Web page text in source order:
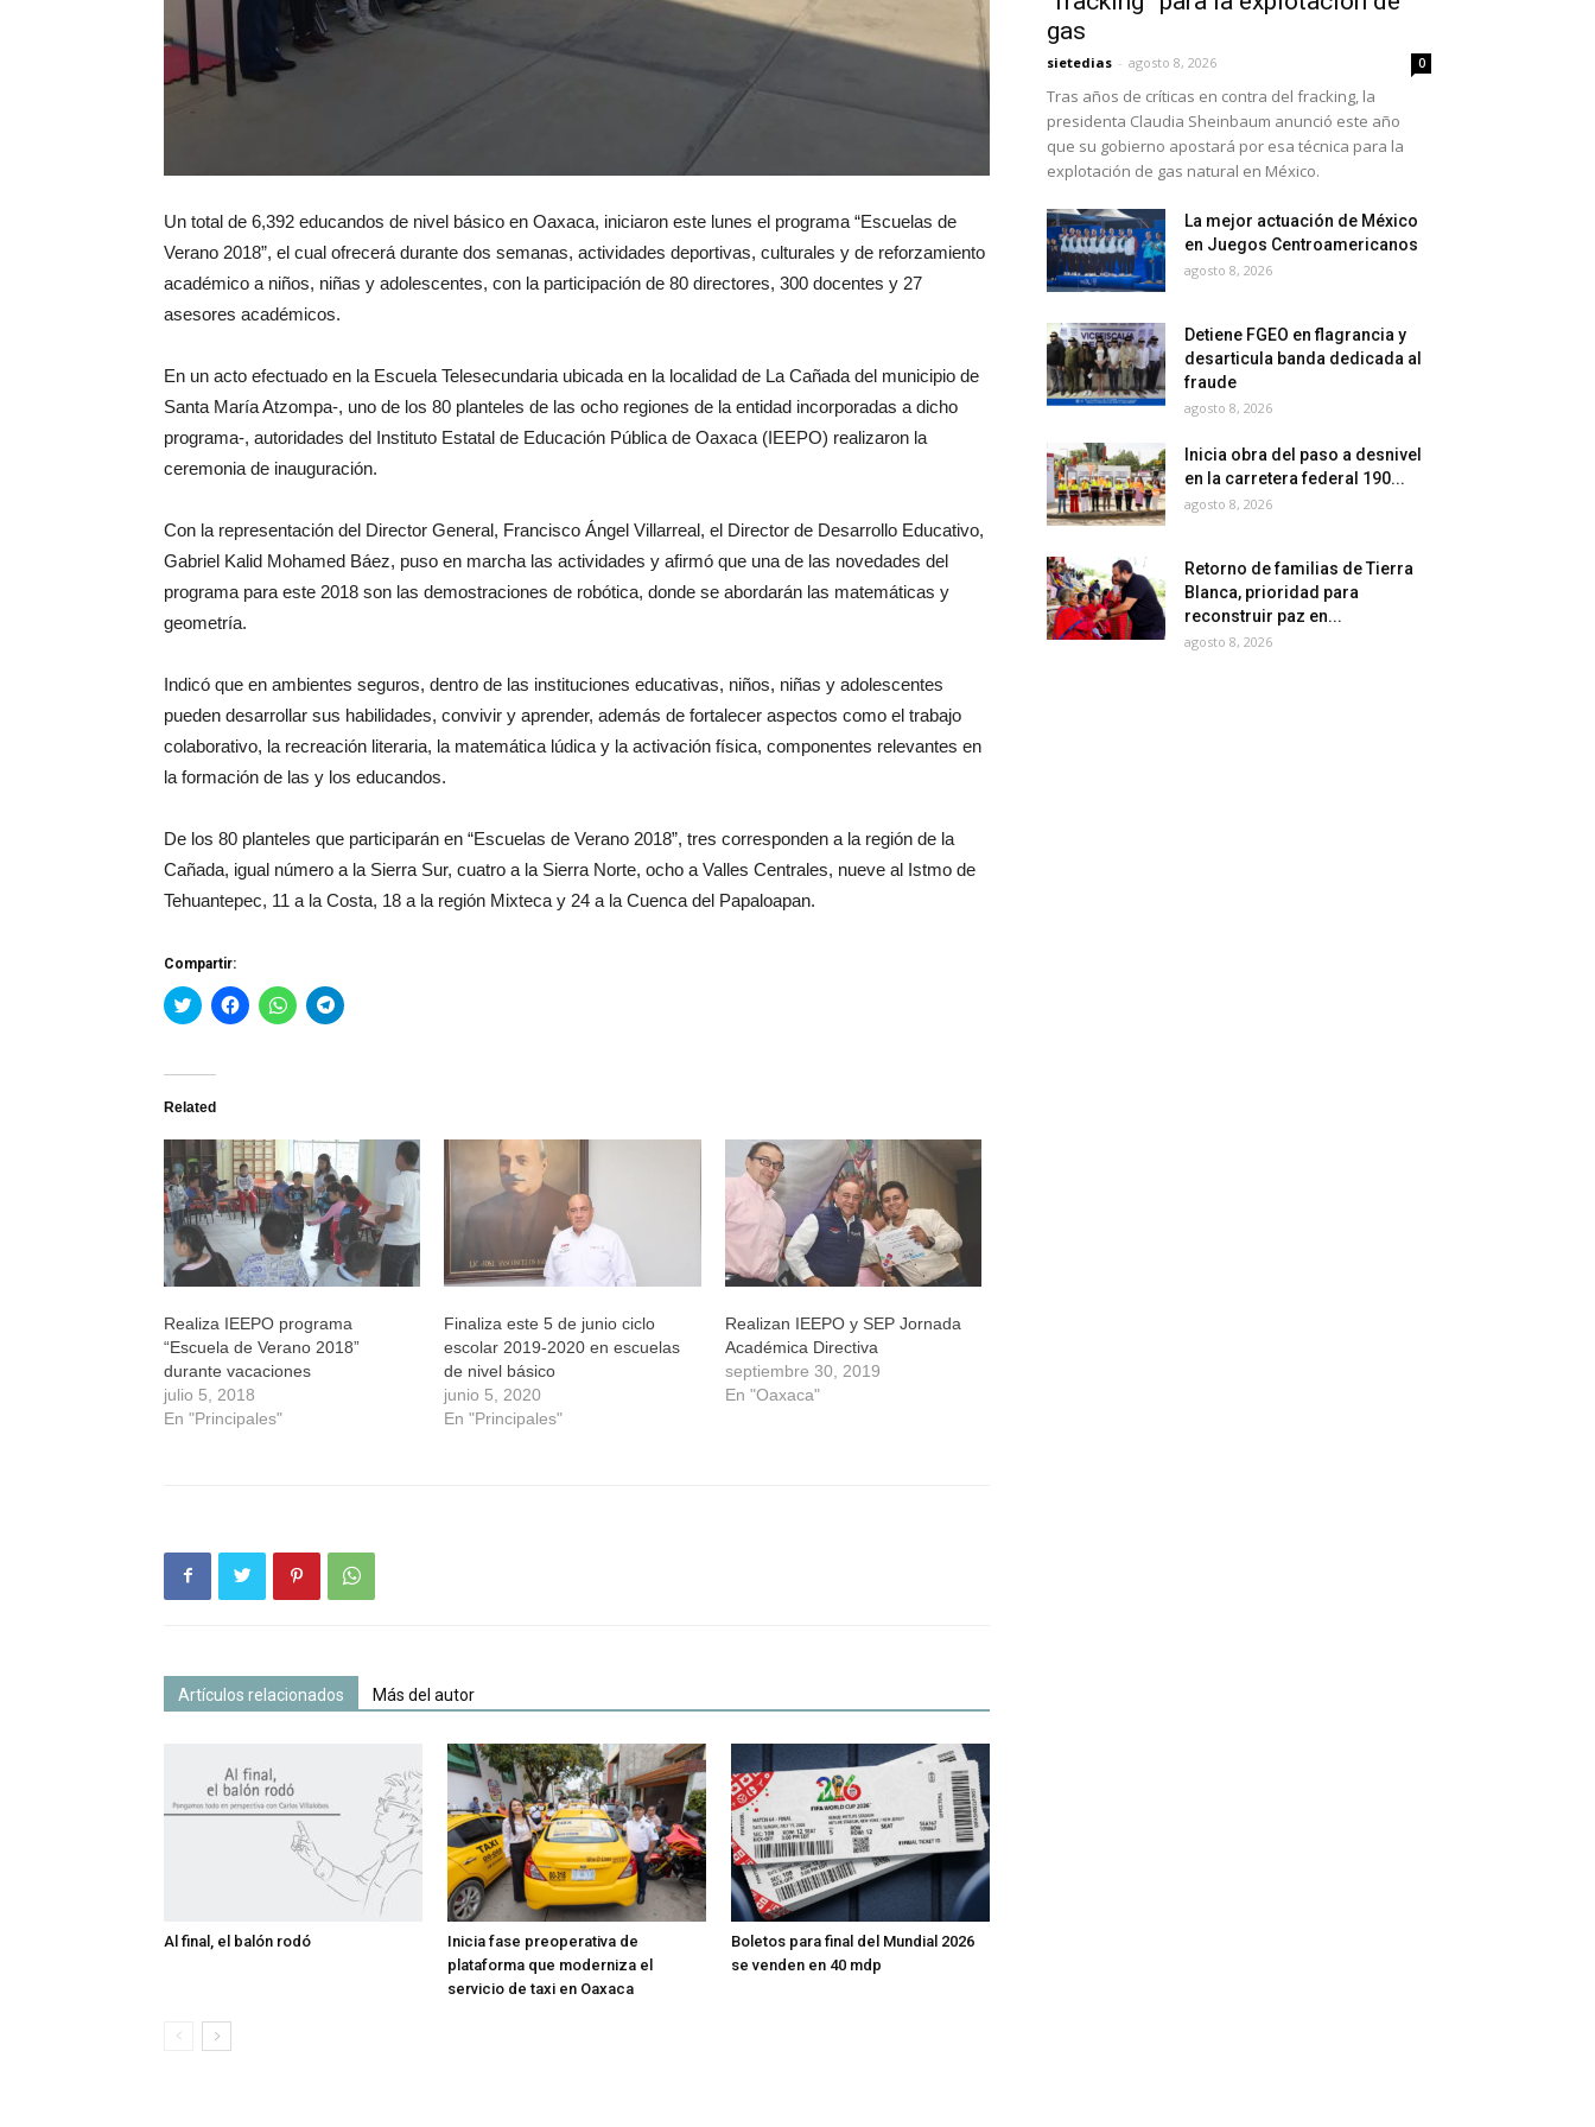
Un total de 6,392 educandos de nivel básico en Oaxaca, iniciaron este lunes el programa “Escuelas de
Verano 2018”, el cual ofrecerá durante dos semanas, actividades deportivas, culturales y de reforzamiento
académico a niños, niñas y adolescentes, con la participación de 80 directores, 300 docentes y 27
asesores académicos.
En un acto efectuado en la Escuela Telesecundaria ubicada en la localidad de La Cañada del municipio de
Santa María Atzompa-, uno de los 80 planteles de las ocho regiones de la entidad incorporadas a dicho
programa-, autoridades del Instituto Estatal de Educación Pública de Oaxaca (IEEPO) realizaron la
ceremonia de inauguración.
Con la representación del Director General, Francisco Ángel Villarreal, el Director de Desarrollo Educativo,
Gabriel Kalid Mohamed Báez, puso en marcha las actividades y afirmó que una de las novedades del
programa para este 2018 son las demostraciones de robótica, donde se abordarán las matemáticas y
geometría.
Indicó que en ambientes seguros, dentro de las instituciones educativas, niños, niñas y adolescentes
pueden desarrollar sus habilidades, convivir y aprender, además de fortalecer aspectos como el trabajo
colaborativo, la recreación literaria, la matemática lúdica y la activación física, componentes relevantes en
la formación de las y los educandos.
De los 80 planteles que participarán en “Escuelas de Verano 2018”, tres corresponden a la región de la
Cañada, igual número a la Sierra Sur, cuatro a la Sierra Norte, ocho a Valles Centrales, nueve al Istmo de
Tehuantepec, 11 a la Costa, 18 a la región Mixteca y 24 a la Cuenca del Papaloapan.
Compartir:
Haz
clic
Twitter
abre
una
ventana
nueva)
Haz
clic
una
ventana
nueva)
Haz
clic
una
ventana
nueva)
Haz
clic
una
ventana
nueva)
Related
Realiza IEEPO programa
“Escuela de Verano 2018”
durante vacaciones
julio 5, 2018
En "Principales"
Finaliza este 5 de junio ciclo
escolar 2019-2020 en escuelas
de nivel básico
junio 5, 2020
En "Principales"
Realizan IEEPO y SEP Jornada
Académica Directiva
septiembre 30, 2019
En "Oaxaca"
Artículos relacionados Más del autor
Al final, el balón rodó
Inicia fase preoperativa de
plataforma que moderniza el
servicio de taxi en Oaxaca
Boletos para final del Mundial 2026
se venden en 40 mdp
gas
sietedias - agosto 8, 2026 0
Tras años de críticas en contra del fracking, la
presidenta Claudia Sheinbaum anunció este año
que su gobierno apostará por esa técnica para la
explotación de gas natural en México.
La mejor actuación de México
en Juegos Centroamericanos
agosto 8, 2026
Detiene FGEO en flagrancia y
desarticula banda dedicada al
fraude
agosto 8, 2026
Inicia obra del paso a desnivel
en la carretera federal 190...
agosto 8, 2026
Retorno de familias de Tierra
Blanca, prioridad para
reconstruir paz en...
agosto 8, 2026